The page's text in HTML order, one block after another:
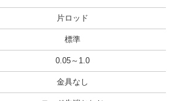
片ロッド
標準
0.05～1.0
金具なし